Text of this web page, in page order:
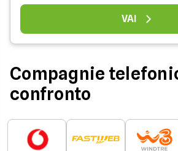
VAI
Compagnie
confronto